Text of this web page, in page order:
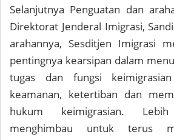
Selanjutnya Penguatan dan
Direktorat Jenderal Imigrasi,
arahannya, Sesditjen Imigrasi
pentingnya kearsipan dalam
tugas dan fungsi
keamanan, ketertiban dan
hukum keimigrasian.
menghimbau untuk terus